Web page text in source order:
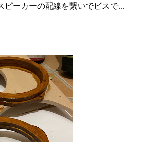
ピーカーの配線を繋いでビスで...